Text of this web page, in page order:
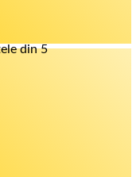
din 5